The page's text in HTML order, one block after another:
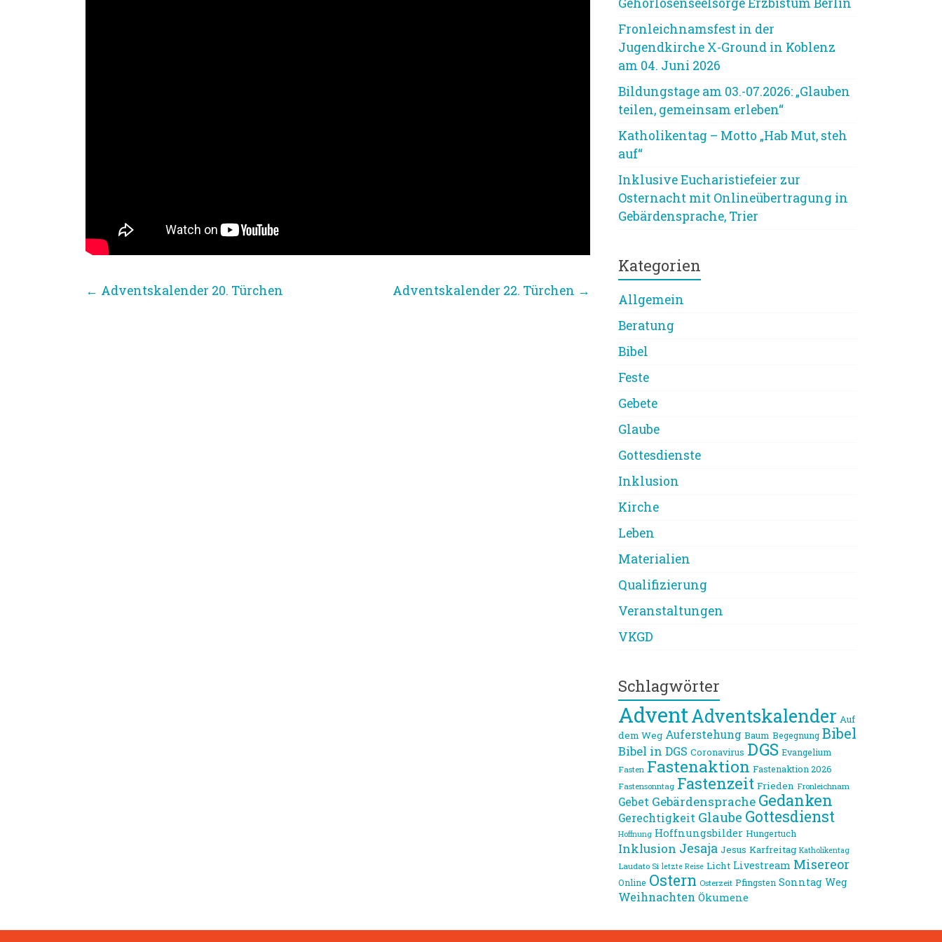
← Adventskalender 20. Türchen Adventskalender 22. Türchen →
Fronleichnamsfest in der
Jugendkirche X-Ground in Koblenz
am 04. Juni 2026
Bildungstage am 03.-07.2026: „Glauben
teilen, gemeinsam erleben“
Katholikentag – Motto „Hab Mut, steh
auf“
Inklusive Eucharistiefeier zur
Osternacht mit Onlineübertragung in
Gebärdensprache, Trier
Kategorien
Allgemein
Beratung
Bibel
Feste
Gebete
Glaube
Gottesdienste
Inklusion
Kirche
Leben
Materialien
Qualifizierung
Veranstaltungen
VKGD
Schlagwörter
AdventAdventskalender Auf
dem Weg Auferstehung Baum Begegnung Bibel
Bibel in DGS Coronavirus DGS Evangelium
Fasten Fastenaktion Fastenaktion 2026
Fastensonntag Fastenzeit Frieden Fronleichnam
Gebet Gebärdensprache Gedanken
Gerechtigkeit Glaube Gottesdienst
Hoffnung Hoffnungsbilder Hungertuch
Inklusion Jesaja Jesus Karfreitag Katholikentag
Laudato Si letzte Reise Licht Livestream Misereor
Online Ostern Osterzeit Pfingsten Sonntag Weg
Weihnachten Ökumene